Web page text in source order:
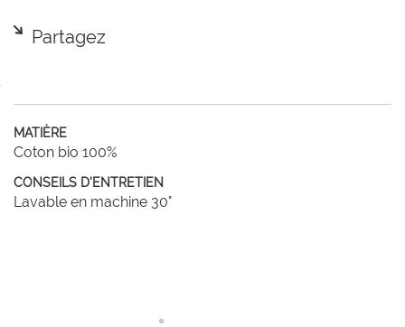
Partagez
MATIÈRE
Coton bio 100%
CONSEILS D'ENTRETIEN
Lavable en machine 30°